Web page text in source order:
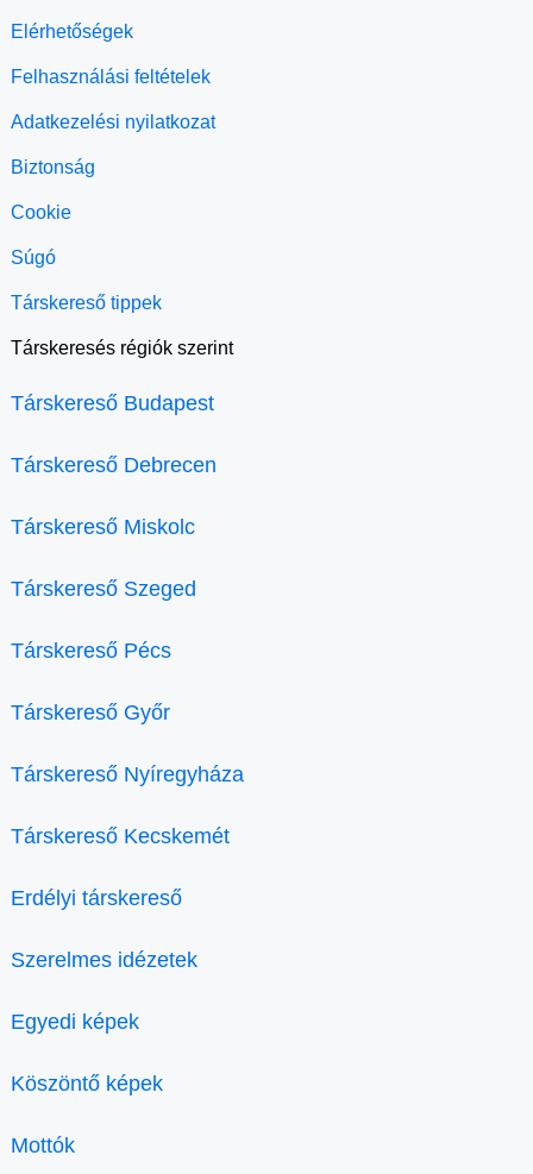
Elérhetőségek
Felhasználási feltételek
Adatkezelési nyilatkozat
Biztonság
Cookie
Súgó
Társkereső tippek
Társkeresés régiók szerint
Társkereső Budapest
Társkereső Debrecen
Társkereső Miskolc
Társkereső Szeged
Társkereső Pécs
Társkereső Győr
Társkereső Nyíregyháza
Társkereső Kecskemét
Erdélyi társkereső
Szerelmes idézetek
Egyedi képek
Köszöntő képek
Mottók